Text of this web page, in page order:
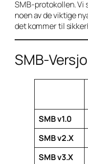
SMB-protokollen. Vi
noen av de viktige
det kommer til
SMB-
SMB v1.0
SMB v2.X
SMB v3.X